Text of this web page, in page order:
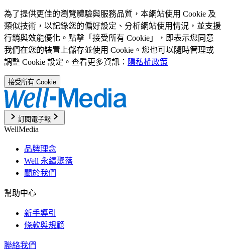
為了提供更佳的瀏覽體驗與服務品質，本網站使用 Cookie 及
類似技術，以記錄您的偏好設定、分析網站使用情況，並支援
行銷與效能優化。點擊「接受所有 Cookie」，即表示您同意
我們在您的裝置上儲存並使用 Cookie。您也可以隨時管理或
調整 Cookie 設定。查看更多資訊： 隱私權政策
接受所有 Cookie
訂閱電子報
WellMedia
品牌理念
Well 永續聚落
關於我們
幫助中心
新手導引
條款與規範
聯絡我們